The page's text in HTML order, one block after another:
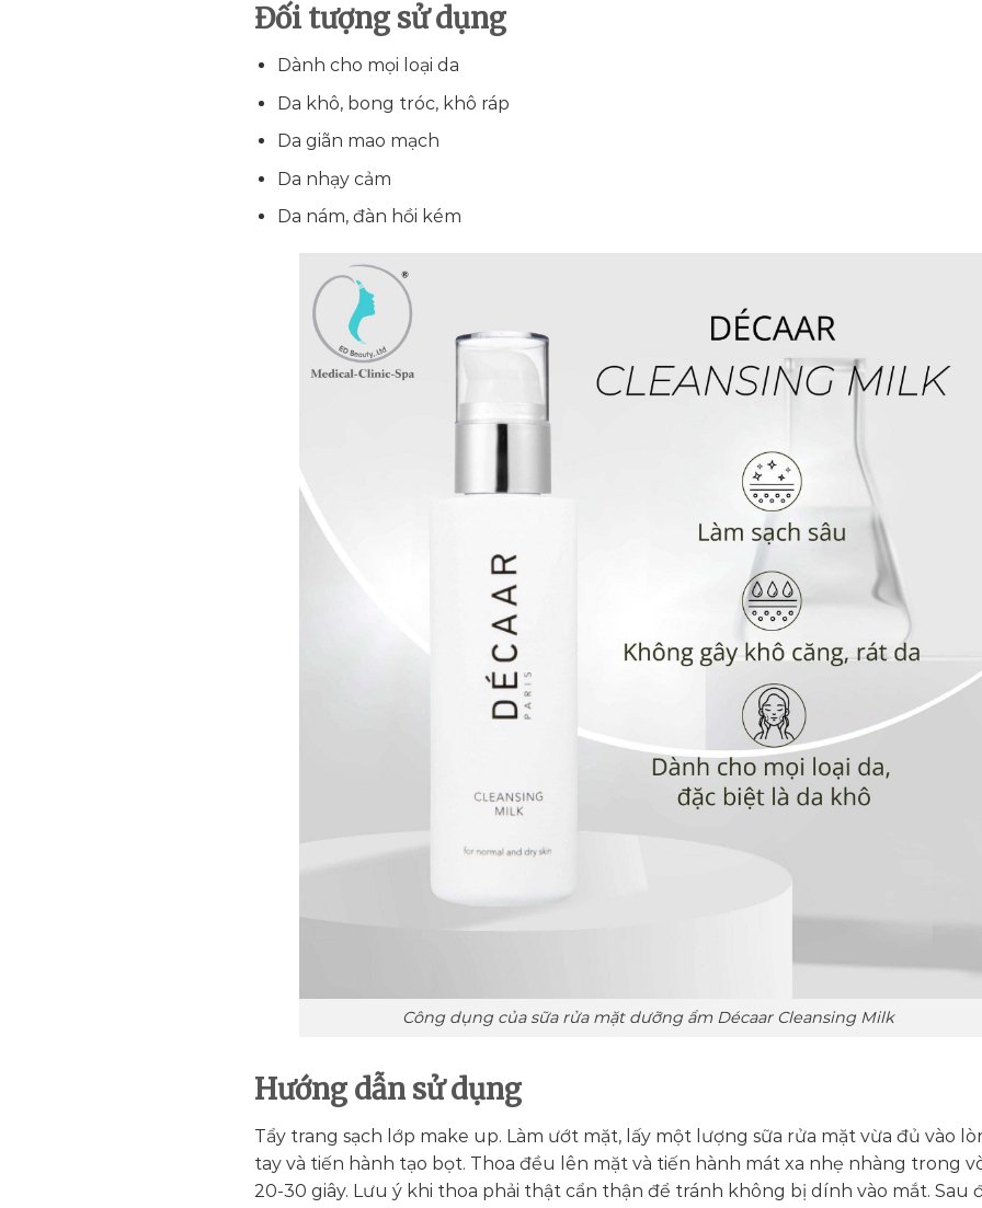
Đối tượng sử dụng
Dành cho mọi loại da
Da khô, bong tróc, khô ráp
Da giãn mao mạch
Da nhạy cảm
Da nám, đàn hồi kém
Công dụng của sữa rửa mặt dưỡng ẩm Décaar Cleansing Milk
Hướng dẫn sử dụng
Tẩy trang sạch lớp make up. Làm ướt mặt, lấy một lượng sữa rửa mặt vừa đủ vào
tay và tiến hành tạo bọt. Thoa đều lên mặt và tiến hành mát xa nhẹ nhàng trong
20-30 giây. Lưu ý khi thoa phải thật cẩn thận để tránh không bị dính vào mắt. Sau